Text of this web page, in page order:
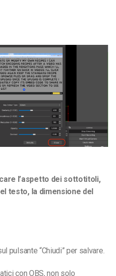
l’aspetto dei sottotitoli,
testo, la dimensione del
pulsante “Chiudi” per salvare.
con OBS, non solo